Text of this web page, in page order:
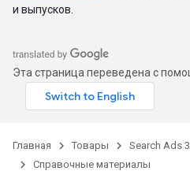
и выпусков.
Эта страница переведена с
Главная Товары
Search Ads
Справочные материалы